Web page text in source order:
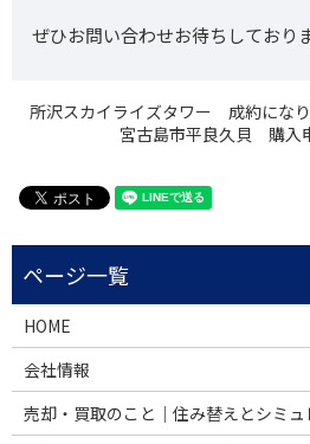
ぜひお問い合わせお待ちしており
所沢スカイライズタワー 成約にな
宮古島市平良久貝 購入
HOME
会社情報
売却・買取のこと｜住み替えとシミュ